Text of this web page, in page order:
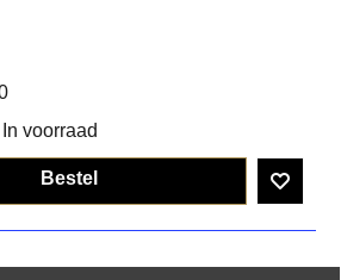
In voorraad
Bestel